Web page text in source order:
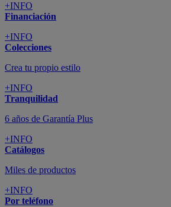
+INFO
Financiación
+INFO
Colecciones
Crea tu propio estilo
+INFO
Tranquilidad
6 años de Garantía Plus
+INFO
Catálogos
Miles de productos
+INFO
Por teléfono